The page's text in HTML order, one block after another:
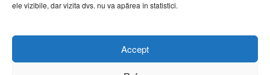
ele vizibile, dar vizita dvs. nu va apărea în statistici.
Accept
Cum amenajezi curtea pentru seri de vară